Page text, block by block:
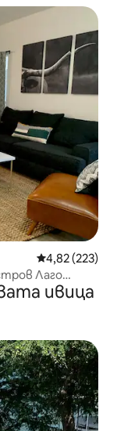
Средна
4,82 (223)
Лаго
ивица